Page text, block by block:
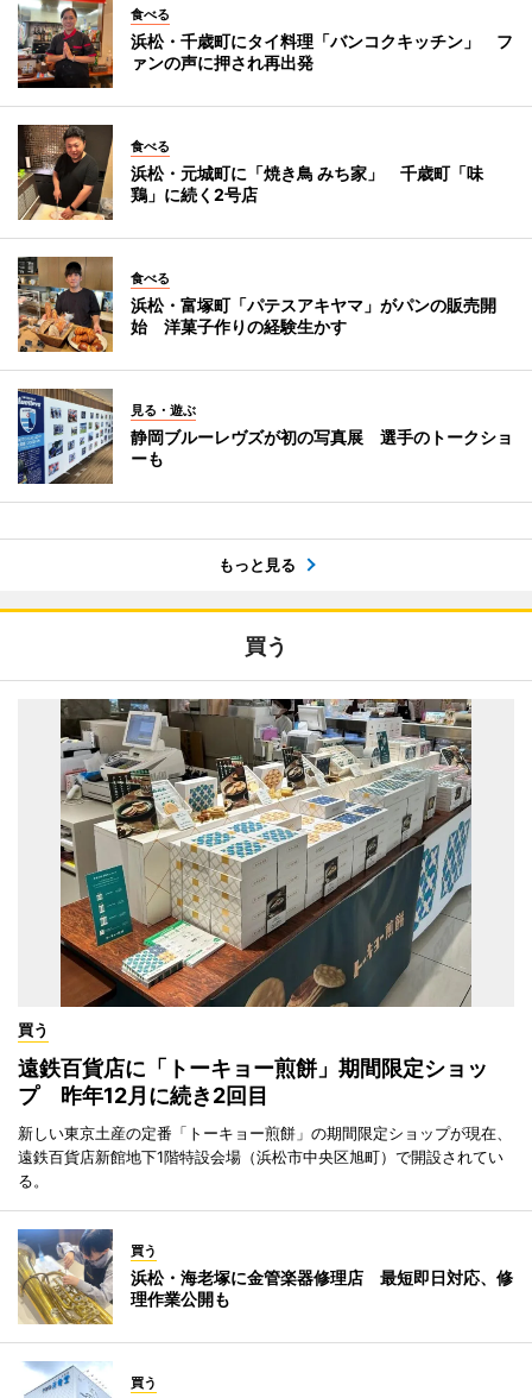
食べる
浜松・千歳町にタイ料理「バンコクキッチン」 フ
ァンの声に押され再出発
食べる
浜松・元城町に「焼き鳥 みち家」 千歳町「味
鶏」に続く2号店
食べる
浜松・富塚町「パテスアキヤマ」がパンの販売開
始 洋菓子作りの経験生かす
見る・遊ぶ
静岡ブルーレヴズが初の写真展 選手のトークショ
ーも
もっと見る
買う
買う
遠鉄百貨店に「トーキョー煎餅」期間限定ショッ
プ 昨年12月に続き2回目
新しい東京土産の定番「トーキョー煎餅」の期間限定ショップが現在、
遠鉄百貨店新館地下1階特設会場（浜松市中央区旭町）で開設されてい
る。
買う
浜松・海老塚に金管楽器修理店 最短即日対応、修
理作業公開も
買う